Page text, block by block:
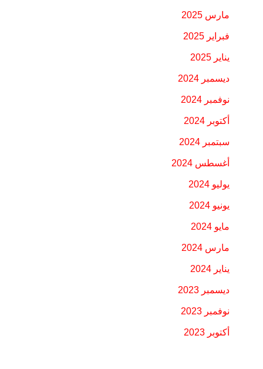
مارس 2025
فبراير 2025
يناير 2025
ديسمبر 2024
نوفمبر 2024
أكتوبر 2024
سبتمبر 2024
أغسطس 2024
يوليو 2024
يونيو 2024
مايو 2024
مارس 2024
يناير 2024
ديسمبر 2023
نوفمبر 2023
أكتوبر 2023